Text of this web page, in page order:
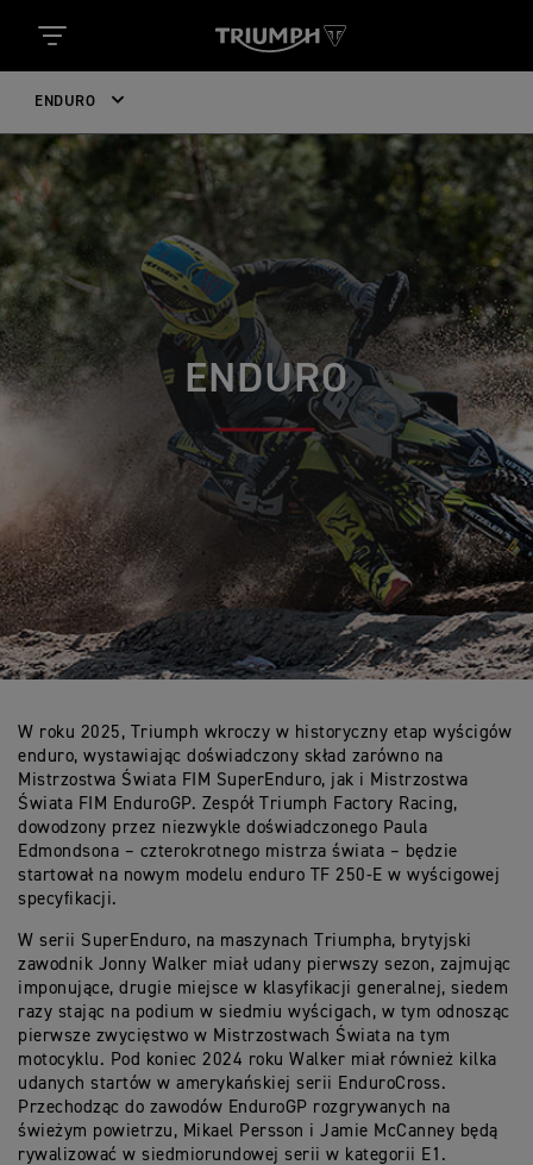
ENDURO
ENDURO
W roku 2025, Triumph wkroczy w historyczny etap wyścigów
enduro, wystawiając doświadczony skład zarówno na
Mistrzostwa Świata FIM SuperEnduro, jak i Mistrzostwa
Świata FIM EnduroGP. Zespół Triumph Factory Racing,
dowodzony przez niezwykle doświadczonego Paula
Edmondsona – czterokrotnego mistrza świata – będzie
startował na nowym modelu enduro TF 250-E w wyścigowej
specyfikacji.
W serii SuperEnduro, na maszynach Triumpha, brytyjski
zawodnik Jonny Walker miał udany pierwszy sezon, zajmując
imponujące, drugie miejsce w klasyfikacji generalnej, siedem
razy stając na podium w siedmiu wyścigach, w tym odnosząc
pierwsze zwycięstwo w Mistrzostwach Świata na tym
motocyklu. Pod koniec 2024 roku Walker miał również kilka
udanych startów w amerykańskiej serii EnduroCross.
Przechodząc do zawodów EnduroGP rozgrywanych na
świeżym powietrzu, Mikael Persson i Jamie McCanney będą
rywalizować w siedmiorundowej serii w kategorii E1.